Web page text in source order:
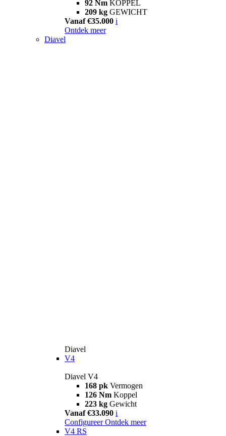
92 Nm KOPPEL
209 kg GEWICHT
Vanaf €35.000 i
Ontdek meer
Diavel
Diavel
V4
Diavel V4
168 pk Vermogen
126 Nm Koppel
223 kg Gewicht
Vanaf €33.090 i
Configureer Ontdek meer
V4 RS